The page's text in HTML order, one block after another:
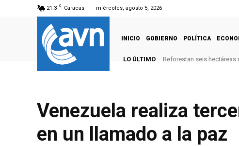
21.3 C Caracas miércoles, agosto 5, 2026
INICIO GOBIERNO POLÍTICA
LO ÚLTIMO Reforestan seis hectáreas
Venezuela realiza
en un llamado a la paz